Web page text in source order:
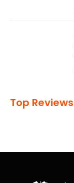
Top Reviews